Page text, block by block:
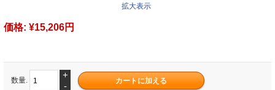
拡大表示
価格: ¥15,206円
数量.
+
-